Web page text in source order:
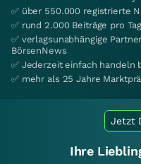
✅ über 550.000 registrierte
✅ rund 2.000 Beiträge pro Tag
✅ verlagsunabhängige
BörsenNews
✅ Jederzeit einfach handeln
✅ mehr als 25 Jahre
Jetzt
Ihre